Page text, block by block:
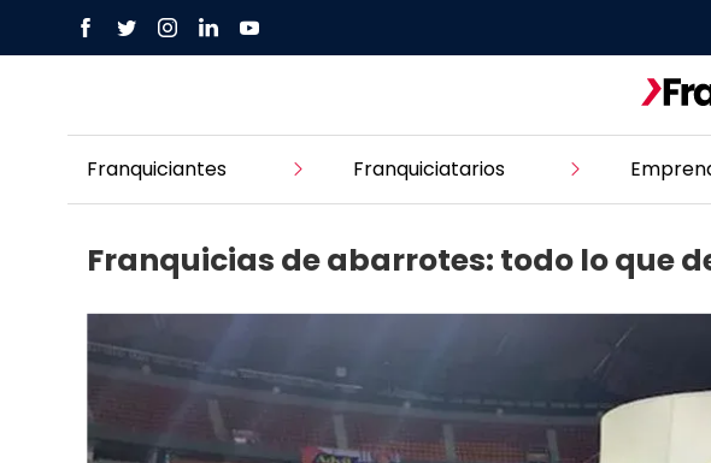
Franquiciantes Franquiciatarios
Franquicias de abarrotes: todo lo que